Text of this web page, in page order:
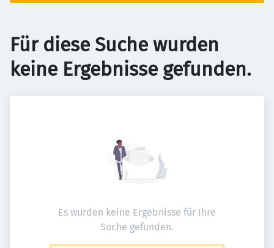
Für diese Suche wurden
keine Ergebnisse gefunden.
Es wurden keine Ergebnisse für Ihre
Suche gefunden.